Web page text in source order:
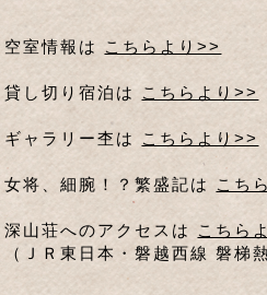
空室情報は こちらより>>
貸し切り宿泊は こちらより>>
ギャラリー杢は こちらより>>
女将、細腕！？繁盛記は こち
深山荘へのアクセスは こちら
（ＪＲ東日本・磐越西線 磐梯